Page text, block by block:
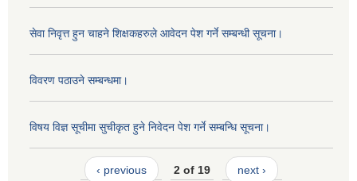
सेवा निवृत्त हुन चाहने शिक्षकहरुले आवेदन पेश गर्ने सम्बन्धी सूचना।
विवरण पठाउने सम्बन्धमा।
विषय विज्ञ सूचीमा सुचीकृत हुने निवेदन पेश गर्ने सम्बन्धि सूचना।
‹ previous 2 of 19 next ›